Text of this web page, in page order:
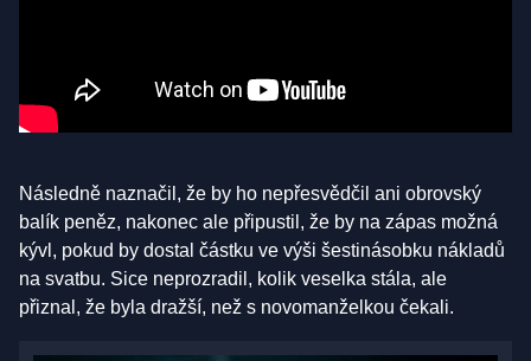
Následně naznačil, že by ho nepřesvědčil ani obrovský
balík peněz, nakonec ale připustil, že by na zápas možná
kývl, pokud by dostal částku ve výši šestinásobku nákladů
na svatbu. Sice neprozradil, kolik veselka stála, ale
přiznal, že byla dražší, než s novomanželkou čekali.